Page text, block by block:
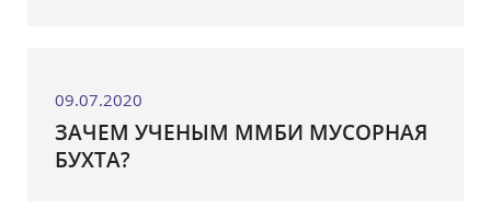
09.07.2020
ЗАЧЕМ УЧЕНЫМ ММБИ МУСОРНАЯ
БУХТА?